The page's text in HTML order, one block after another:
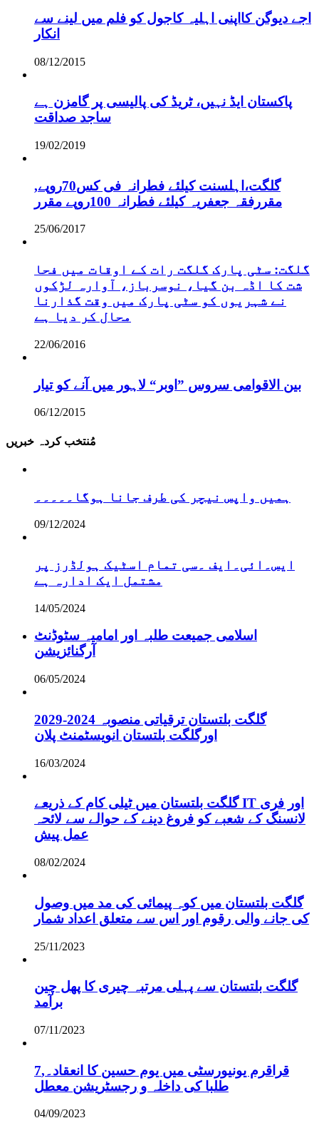
اجے دیوگن کااپنی اہلیہ کاجول کو فلم میں لینے سے
انکار
08/12/2015
پاکستان ایڈ نہیں، ٹریڈ کی پالیسی پر گامزن ہے
ساجد صداقت
19/02/2019
,گلگت،اہلسنت کیلئے فطرانہ فی کس70روپے
مقررفقہ جعفریہ کیلئے فطرانہ 100روپے مقرر
25/06/2017
گلگت: سٹی پارک گلگت رات کے اوقات میں فحا
شت کا اڈہ بن گیا، نوسرباز، آوارہ لڑکوں
نے شہریوں کو سٹی پارک میں وقت گذارنا
محال کر دیا ہے
22/06/2016
بین الاقوامی سروس ”اوبر“ لاہور میں آنے کو تیار
06/12/2015
مُنتخب کردہ خبریں
ہمیں واپس نیچر کی طرف جانا ہوگا۔۔۔۔۔
09/12/2024
ایس۔ائی۔ایف ۔سی تمام اسٹیک ہولڈرز پر
مشتمل ایک ادارہ ہے
14/05/2024
اسلامی جمیعت طلبہ اور امامیہ سٹوڈنٹ
آرگنائزیشن
06/05/2024
گلگت بلتستان ترقیاتی منصوبہ 2024-2029
اورگلگت بلتستان انویسٹمنٹ پلان
16/03/2024
گلگت بلتستان میں ٹیلی کام کے ذریعے IT اور فری
لانسنگ کے شعبے کو فروغ دینے کے حوالے سے لائحہ
عمل پیش
08/02/2024
گلگت بلتستان میں کوہ پیمائی کی مد میں وصول
کی جانے والی رقوم اور اس سے متعلق اعداد شمار
25/11/2023
گلگت بلتستان سے پہلی مرتبہ چیری کا پھل چین
برآمد
07/11/2023
قراقرم یونیورسٹی میں یوم حسین کا انعقاد۔,7
طلبا کی داخلہ و رجسٹریشن معطل
04/09/2023